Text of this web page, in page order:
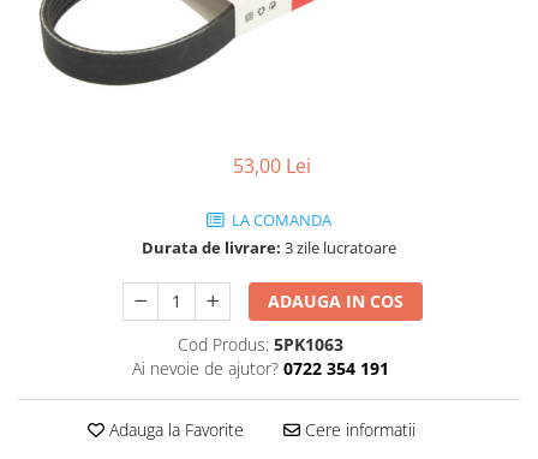
SHELL
USVO
53,00 Lei
LA COMANDA
Durata de livrare: 3 zile lucratoare
ADAUGA IN COS
Cod Produs: 5PK1063
Ai nevoie de ajutor? 0722 354 191
Adauga la Favorite Cere informatii